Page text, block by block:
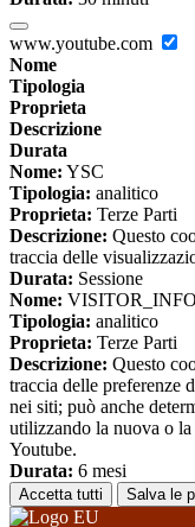
www.youtube.com
Nome
Tipologia
Proprieta
Descrizione
Durata
Nome: YSC
Tipologia: analitico
Proprieta: Terze Parti
Descrizione: Questo
traccia delle
Durata: Sessione
Nome:
Tipologia: analitico
Proprieta: Terze Parti
Descrizione: Questo
traccia delle preferenze
nei siti; può anche
utilizzando la nuova o
Youtube.
Durata: 6 mesi
Accetta tutti Salva le